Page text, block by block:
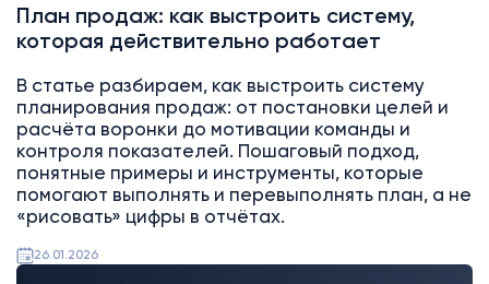
План продаж: как выстроить систему,
которая действительно работает
В статье разбираем, как выстроить систему
планирования продаж: от постановки целей и
расчёта воронки до мотивации команды и
контроля показателей. Пошаговый подход,
понятные примеры и инструменты, которые
помогают выполнять и перевыполнять план, а не
«рисовать» цифры в отчётах.
26.01.2026